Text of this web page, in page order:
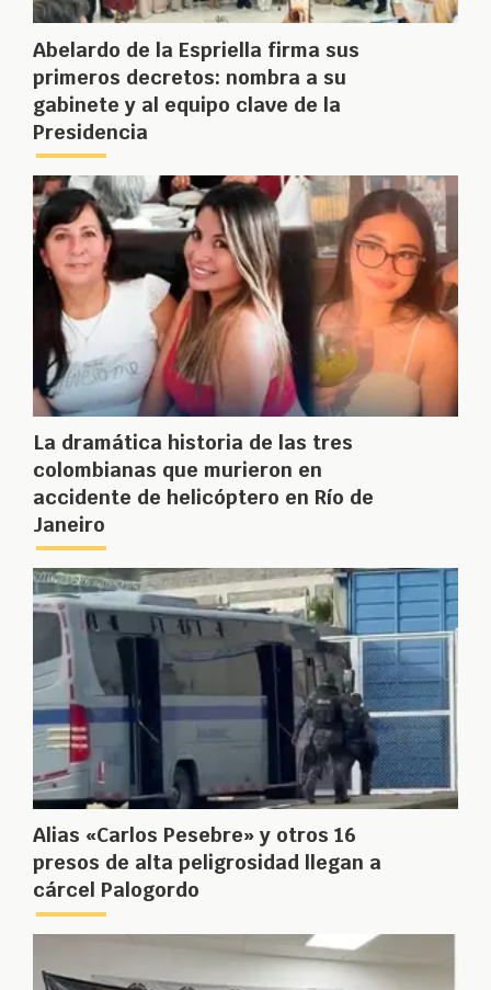
Abelardo de la Espriella firma sus
primeros decretos: nombra a su
gabinete y al equipo clave de la
Presidencia
La dramática historia de las tres
colombianas que murieron en
accidente de helicóptero en Río de
Janeiro
Alias «Carlos Pesebre» y otros 16
presos de alta peligrosidad llegan a
cárcel Palogordo